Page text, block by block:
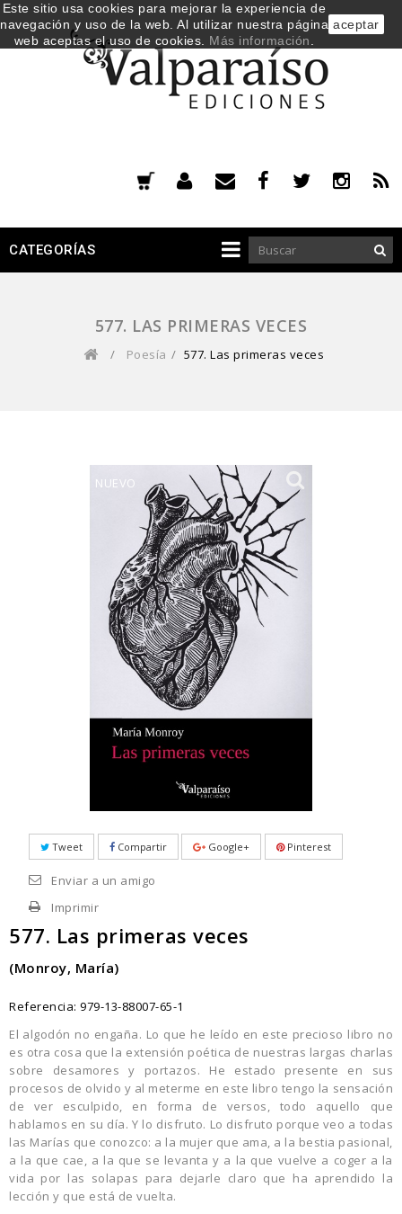
CATEGORÍAS
577. LAS PRIMERAS VECES
/ Poesía / 577. Las primeras veces
NUEVO
Tweet Compartir Google+ Pinterest
Enviar a un amigo
Imprimir
577. Las primeras veces
(Monroy, María)
Referencia: 979-13-88007-65-1
El algodón no engaña. Lo que he leído en este precioso libro no
es otra cosa que la extensión poética de nuestras largas charlas
sobre desamores y portazos. He estado presente en sus
procesos de olvido y al meterme en este libro tengo la sensación
de ver esculpido, en forma de versos, todo aquello que
hablamos en su día. Y lo disfruto. Lo disfruto porque veo a todas
las Marías que conozco: a la mujer que ama, a la bestia pasional,
a la que cae, a la que se levanta y a la que vuelve a coger a la
vida por las solapas para dejarle claro que ha aprendido la
lección y que está de vuelta.
Este sitio usa cookies para mejorar la experiencia de
navegación y uso de la web. Al utilizar nuestra página
web aceptas el uso de cookies. Más información
aceptar